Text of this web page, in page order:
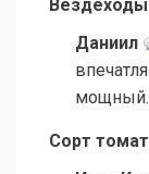
Вездеходы
Даниил
Сорт